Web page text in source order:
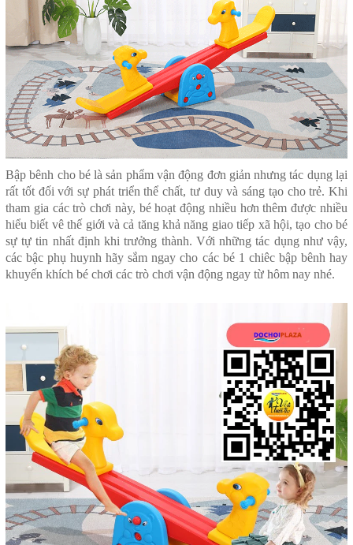
Bập bênh cho bélà sản phẩm vận động đơn giản nhưng tác dụng lại
rất tốt đối với sự phát triển thể chất, tư duy và sáng tạo cho trẻ. Khi
tham gia các trò chơi này, bé hoạt động nhiều hơn thêm được nhiều
hiểu biết vê thế giới và cả tăng khả năng giao tiếp xã hội, tạo cho bé
sự tự tin nhất định khi trưởng thành. Với những tác dụng như vậy,
các bậc phụ huynh hãy sắm ngay cho các bé 1 chiêc bập bênh hay
khuyến khích bé chơi các trò chơi vận động ngay từ hôm nay nhé.